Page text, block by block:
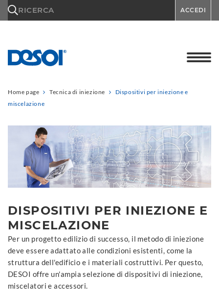
RICERCA ACCEDI
Home page Tecnica di iniezione
Dispositivi per iniezione e
miscelazione
DISPOSITIVI PER INIEZIONE E
MISCELAZIONE
Per un progetto edilizio di successo, il metodo di iniezione
deve essere adattato alle condizioni esistenti, come la
struttura dell'edificio e i materiali costruttivi. Per questo,
DESOI offre un'ampia selezione di dispositivi di iniezione,
miscelatori e accessori.